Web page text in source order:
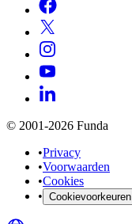
© 2001-2026 Funda
•Privacy
•Voorwaarden
•Cookies
• Cookievoorkeuren